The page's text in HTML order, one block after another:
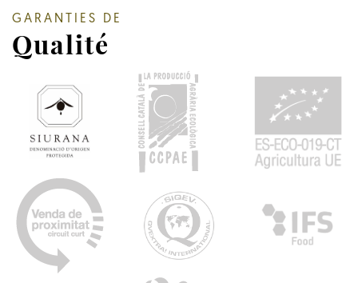
GARANTIES DE
Qualité